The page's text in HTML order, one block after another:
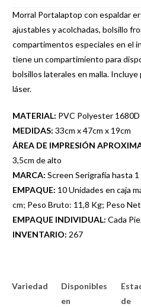
Morral Portalaptop con espaldar
ajustables y acolchadas, bolsillo
compartimentos especiales en el
tiene un compartimiento para
bolsillos laterales en malla. Incluye
láser.
MATERIAL: PVC Polyester 1680D
MEDIDAS: 33cm x 47cm x 19cm
ÁREA DE IMPRESIÓN
3,5cm de alto
MARCA: Screen Serigrafía hasta
EMPAQUE: 10 Unidades en caja
cm; Peso Bruto: 11,8 Kg; Peso
EMPAQUE INDIVIDUAL: Cada
INVENTARIO: 267
Variedad
Disponibles
en
de